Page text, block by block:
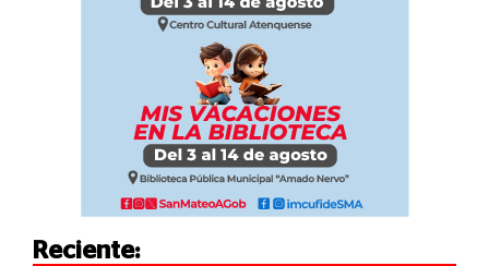
Reciente: